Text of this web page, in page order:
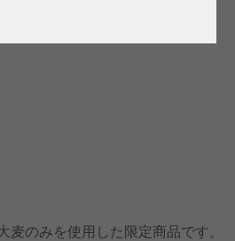
のみを使用した限定商品です。